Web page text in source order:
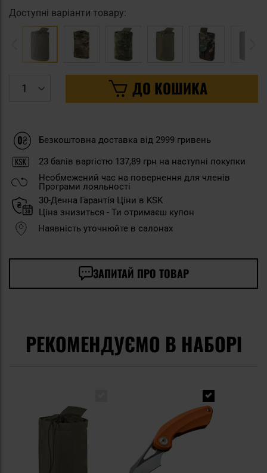
Доступні варіанти товару:
ДО КОШИКА
Безкоштовна доставка від 2999 гривень
23 балів вартістю 137,89 грн на наступні покупки
Необмежений час на повернення для членів
Програми лояльності
30-Денна Гарантія Ціни в KSK
Ціна знизиться - Ти отримаєш купон
Наявність уточнюйте в салонах
ЗАПИТАЙ ПРО ТОВАР
РЕКОМЕНДУЄМО В НАБОРІ